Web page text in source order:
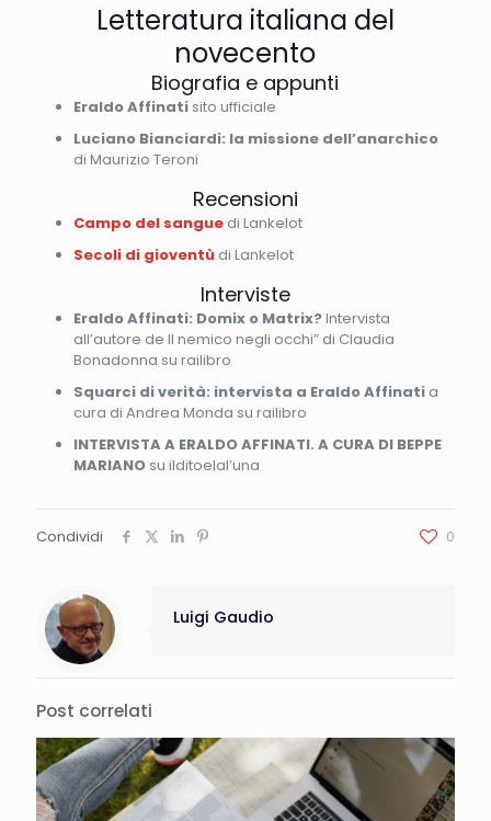
Letteratura italiana del
novecento
Biografia e appunti
Eraldo Affinatisito ufficiale
Luciano Bianciardi: la missione dell’anarchico
di Maurizio Teroni
Recensioni
Campo del sanguedi Lankelot
Secoli di gioventùdi Lankelot
Interviste
Eraldo Affinati: Domix o Matrix?Intervista
all’autore de Il nemico negli occhi” di Claudia
Bonadonna su railibro
Squarci di verità: intervista a Eraldo Affinatia
cura di Andrea Monda su railibro
INTERVISTA A ERALDO AFFINATI. A CURA DI BEPPE
MARIANOsu ilditoelal’una
Condividi 0
Luigi Gaudio
Post correlati